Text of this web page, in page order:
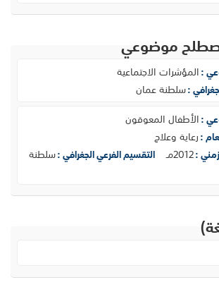
موضوعي
:المؤشرات الاجتماعية
:سلطنة عمان
:الأطفال المعوقون
:رعاية وعلاج
:2012مـ التقسيم الفرعي الجغرافي :سلطنة